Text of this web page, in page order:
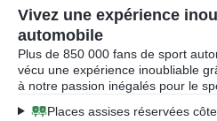
Vivez une expérience
automobile
Plus de 850 000 fans de sport
vécu une expérience inoubliable
à notre passion inégalés pour le
Places assises réservées